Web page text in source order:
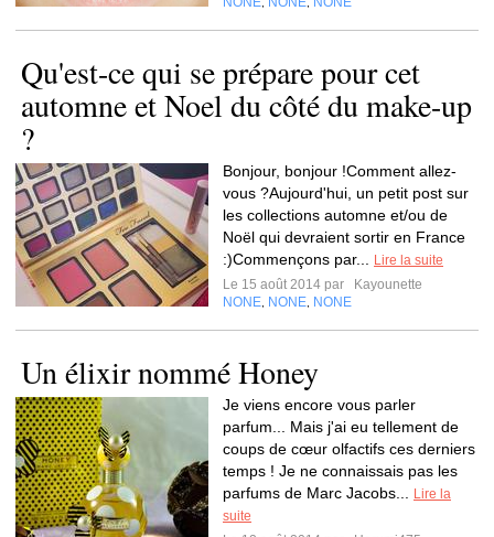
Qu'est-ce qui se prépare pour cet
automne et Noel du côté du make-up
?
Bonjour, bonjour !Comment allez-
vous ?Aujourd'hui, un petit post sur
les collections automne et/ou de
Noël qui devraient sortir en France
:)Commençons par...
Lire la suite
Le 15 août 2014 par
Kayounette
NONE NONE NONE
Un élixir nommé Honey
Je viens encore vous parler
parfum... Mais j'ai eu tellement de
coups de cœur olfactifs ces derniers
temps ! Je ne connaissais pas les
parfums de Marc Jacobs...
Lire la
suite